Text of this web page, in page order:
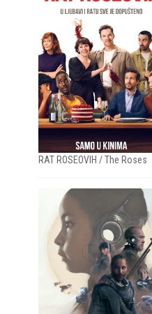
RAT ROSEOVIH / The Roses